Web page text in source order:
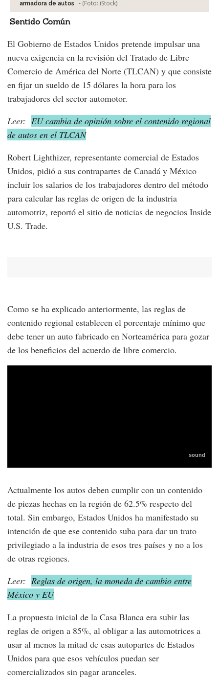
armadora de autos - (Foto: iStock)
Sentido Común
El Gobierno de Estados Unidos pretende impulsar una
nueva exigencia en la revisión del Tratado de Libre
Comercio de América del Norte (TLCAN) y que consiste
en fijar un sueldo de 15 dólares la hora para los
trabajadores del sector automotor.
Leer: EU cambia de opinión sobre el contenido regional
de autos en el TLCAN
Robert Lighthizer, representante comercial de Estados
Unidos, pidió a sus contrapartes de Canadá y México
incluir los salarios de los trabajadores dentro del método
para calcular las reglas de origen de la industria
automotriz, reportó el sitio de noticias de negocios Inside
U.S. Trade.
Como se ha explicado anteriormente, las reglas de
contenido regional establecen el porcentaje mínimo que
debe tener un auto fabricado en Norteamérica para gozar
de los beneficios del acuerdo de libre comercio.
Actualmente los autos deben cumplir con un contenido
de piezas hechas en la región de 62.5% respecto del
total. Sin embargo, Estados Unidos ha manifestado su
intención de que ese contenido suba para dar un trato
privilegiado a la industria de esos tres países y no a los
de otras regiones.
Leer: Reglas de origen, la moneda de cambio entre
México y EU
La propuesta inicial de la Casa Blanca era subir las
reglas de origen a 85%, al obligar a las automotrices a
usar al menos la mitad de esas autopartes de Estados
Unidos para que esos vehículos puedan ser
comercializados sin pagar aranceles.